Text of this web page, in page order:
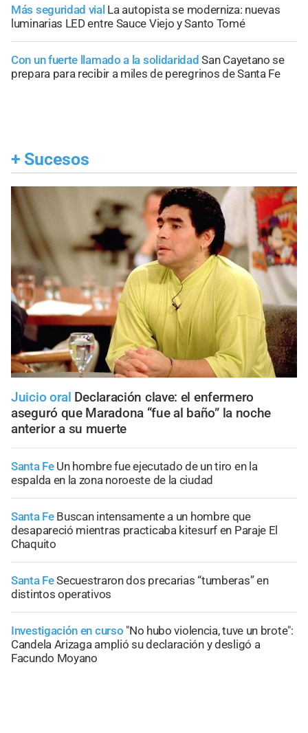
Más seguridad vial La autopista se moderniza: nuevas
luminarias LED entre Sauce Viejo y Santo Tomé
Con un fuerte llamado a la solidaridad San Cayetano se
prepara para recibir a miles de peregrinos de Santa Fe
+ Sucesos
Juicio oral Declaración clave: el enfermero
aseguró que Maradona “fue al baño” la noche
anterior a su muerte
Santa Fe Un hombre fue ejecutado de un tiro en la
espalda en la zona noroeste de la ciudad
Santa Fe Buscan intensamente a un hombre que
desapareció mientras practicaba kitesurf en Paraje El
Chaquito
Santa FeSecuestraron dos precarias “tumberas” en
distintos operativos
Investigación en curso "No hubo violencia, tuve un brote":
Candela Arizaga amplió su declaración y desligó a
Facundo Moyano